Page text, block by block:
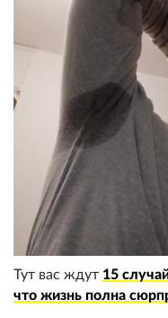
Тут вас ждут 15
что жизнь полна